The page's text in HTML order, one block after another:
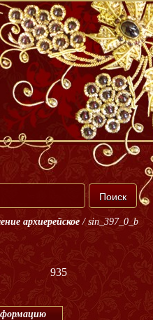
архиерейское/ sin_397_0_b
935